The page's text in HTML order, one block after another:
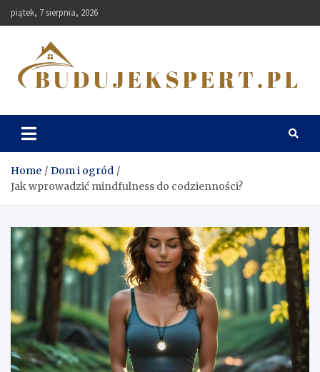
Skip
to
piątek, 7 sierpnia, 2026
Budujekspert
Home
Dom i ogród
Jak wprowadzić mindfulness do codzienności?